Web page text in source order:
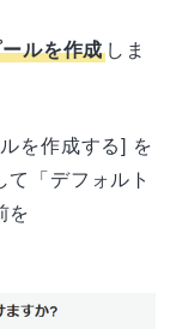
ルを作成しま
を作成する] を
「デフォルト
を